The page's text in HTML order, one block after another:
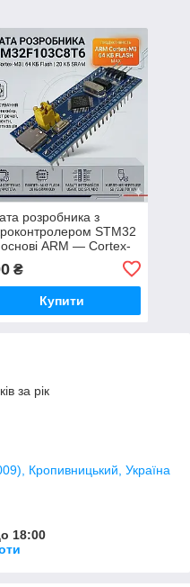
розробника з
STM32
ARM — Cortex-
64 КБ STM32F103C8T6
C
₴
Купити
за рік
Кропивницький, Україна
18:00